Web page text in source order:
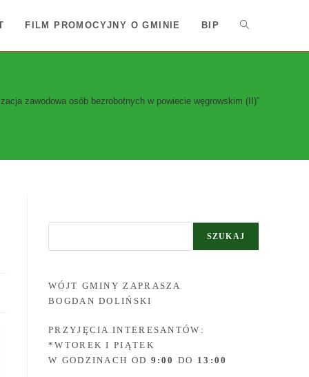
FILM PROMOCYJNY O GMINIE BIP Toggle
zawodowa osób bezrobotnych w powiecie węgrowskim (II)”
SZUKAJ
WÓJT GMINY ZAPRASZA
BOGDAN DOLIŃSKI
PRZYJĘCIA INTERESANTÓW:
*WTOREK I PIĄTEK
W GODZINACH OD 9:00 DO 13:00